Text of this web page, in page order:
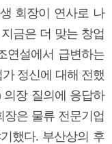
회장이 연사로 나
금은 더 맞는 창업
연설에서 급변하는
정신에 대해 전했
의장 질의에 응답하
은 물류 전문기업
했다. 부산상의 후